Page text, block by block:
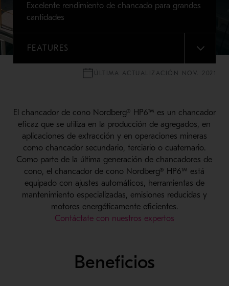
Excelente rendimiento de chancado para grandes
cantidades
FEATURES
MENU
ÚLTIMA ACTUALIZACIÓN NOV. 2021
El chancador de cono Nordberg® HP6™ es un chancador
eficaz que se utiliza en la producción de agregados, en
aplicaciones de extracción y en operaciones mineras
como chancador secundario, terciario o cuaternario.
Como parte de la última generación de chancadores de
cono, el chancador de cono Nordberg® HP6™ está
equipado con ajustes automáticos, herramientas de
mantenimiento especializadas, emisiones reducidas y
motores energéticamente eficientes.
Contáctate con nuestros expertos
Beneficios